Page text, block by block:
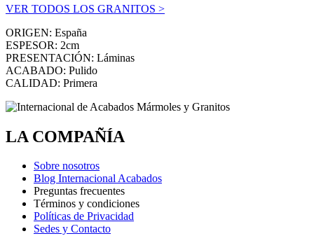
VER TODOS LOS GRANITOS >
ORIGEN: España
ESPESOR: 2cm
PRESENTACIÓN: Láminas
ACABADO: Pulido
CALIDAD: Primera
LA COMPAÑÍA
Sobre nosotros
Blog Internacional Acabados
Preguntas frecuentes
Términos y condiciones
Políticas de Privacidad
Sedes y Contacto